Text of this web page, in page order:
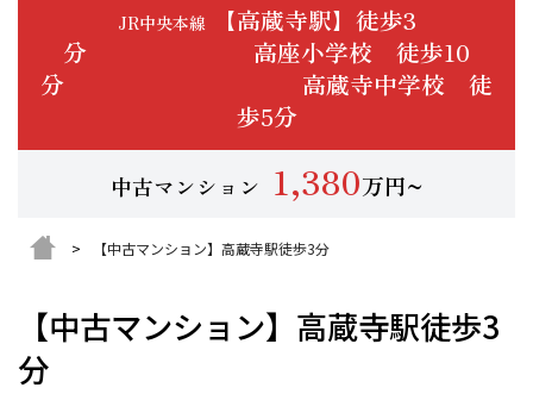
JR中央本線
【高蔵寺駅】徒歩3
分 高座小学校 徒歩10
分 高蔵寺中学校 徒
歩5分
中古マンション 1,380万円~
【中古マンション】高蔵寺駅徒歩3分
【中古マンション】高蔵寺駅徒歩3
分